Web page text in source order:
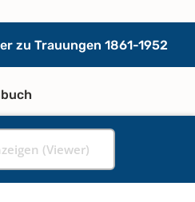
zu Trauungen 1861-1952
(Viewer)